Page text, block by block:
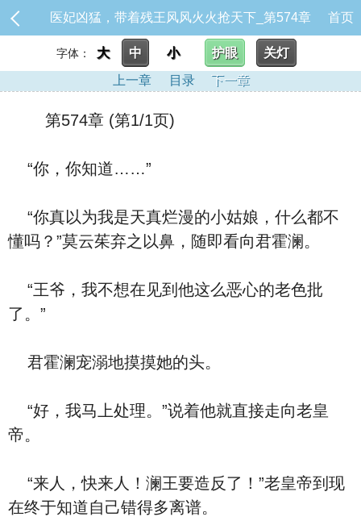
医妃凶猛，带着残王风风火火抢天下_第574章 首页
字体： 大 中 小 护眼
关灯
上一章
目录 下一章
第574章 (第1/1页)
“你，你知道……”
“你真以为我是天真烂漫的小姑娘，什么都不
懂吗？”莫云茱弃之以鼻，随即看向君霍澜。
“王爷，我不想在见到他这么恶心的老色批
了。”
君霍澜宠溺地摸摸她的头。
“好，我马上处理。”说着他就直接走向老皇
帝。
“来人，快来人！澜王要造反了！”老皇帝到现
在终于知道自己错得多离谱。